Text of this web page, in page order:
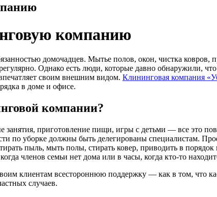
компанию
домочадцев. Мытье полов, окон, чистка ковров,
Однако есть люди, которые давно обнаружили,
своим внешним видом. Клининговая компания
в доме и офисе.
компании?
занятия, приготовление пищи, игры с детьми — все это
по уборке должны быть делегированы специалистам.
пыль, мыть полы, стирать ковер, приводить в
членов семьи нет дома или в часы, когда кто-то
клиентам всестороннюю поддержку — как в том, что
случаев.